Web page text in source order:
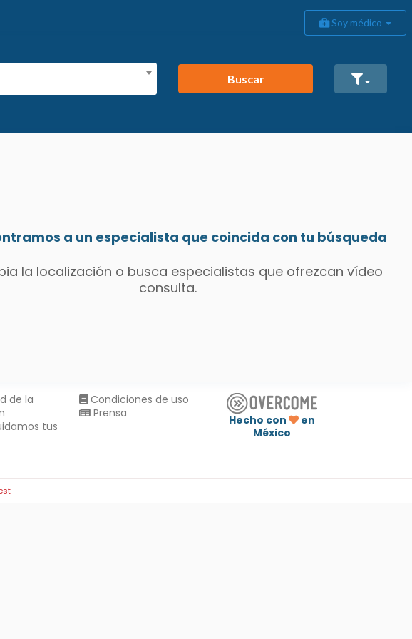
Soy médico
Buscar
a un especialista que coincida con tu búsqueda
la localización o busca especialistas que ofrezcan vídeo
consulta.
de la
tus
Condiciones de uso
Prensa
Hecho con
en
México